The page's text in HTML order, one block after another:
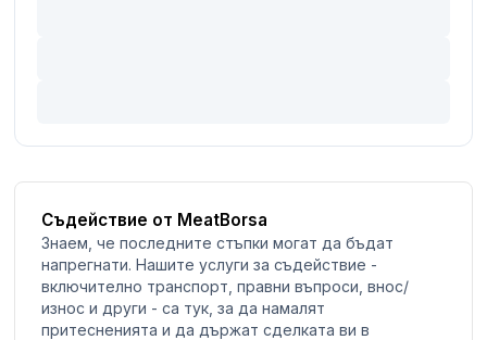
Съдействие от MeatBorsa
Знаем, че последните стъпки могат да бъдат
напрегнати. Нашите услуги за съдействие -
включително транспорт, правни въпроси, внос/
износ и други - са тук, за да намалят
притесненията и да държат сделката ви в